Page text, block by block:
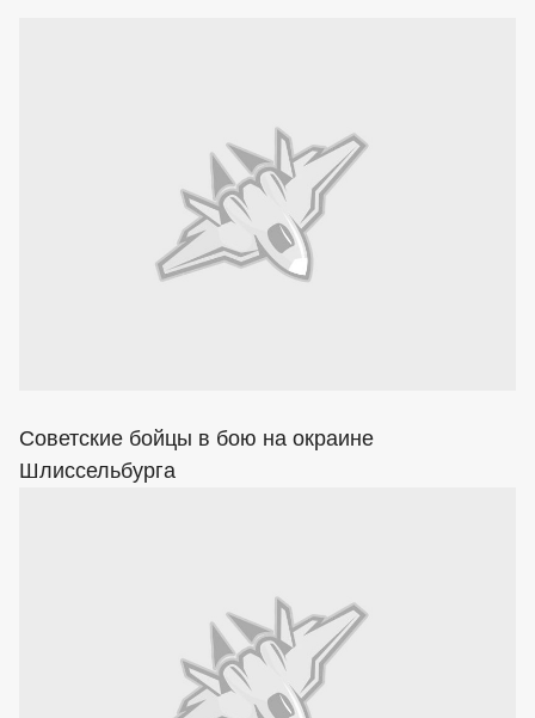
Советские бойцы в бою на окраине
Шлиссельбурга